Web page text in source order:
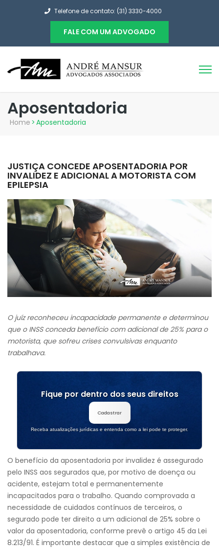
Telefone de contato: (31) 3330-4000
FALE COM UM ADVOGADO
Aposentadoria
Home > Aposentadoria
JUSTIÇA CONCEDE APOSENTADORIA POR
INVALIDEZ E ADICIONAL A MOTORISTA COM
EPILEPSIA
O juíz reconheceu incapacidade permanente e determinou
que o INSS conceda benefício com adicional de 25% para o
motorista, que sofreu crises convulsivas enquanto
trabalhava.
Fique por dentro dos seus direitos
Cadastrar
Receba atualizações jurídicas e entenda como a lei pode te proteger.
O benefício da aposentadoria por invalidez é assegurado
pelo INSS aos segurados que, por motivo de doença ou
acidente, estejam total e permanentemente
incapacitados para o trabalho. Quando comprovada a
necessidade de cuidados contínuos de terceiros, o
segurado pode ter direito a um adicional de 25% sobre o
valor da aposentadoria, conforme prevê o artigo 45 da Lei
8.213/91. É importante destacar que a simples existência de